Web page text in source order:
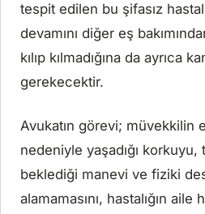
tespit edilen bu şifasız
devamını diğer eş
kılıp kılmadığına da ayrıca
gerekecektir.
Avukatın görevi; müvekkilin
nedeniyle yaşadığı
beklediği manevi ve fiziki
alamamasını, hastalığın aile